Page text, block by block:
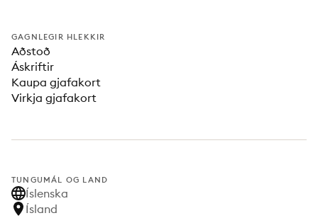
GAGNLEGIR HLEKKIR
Aðstoð
Áskriftir
Kaupa gjafakort
Virkja gjafakort
TUNGUMÁL OG LAND
Íslenska
Ísland